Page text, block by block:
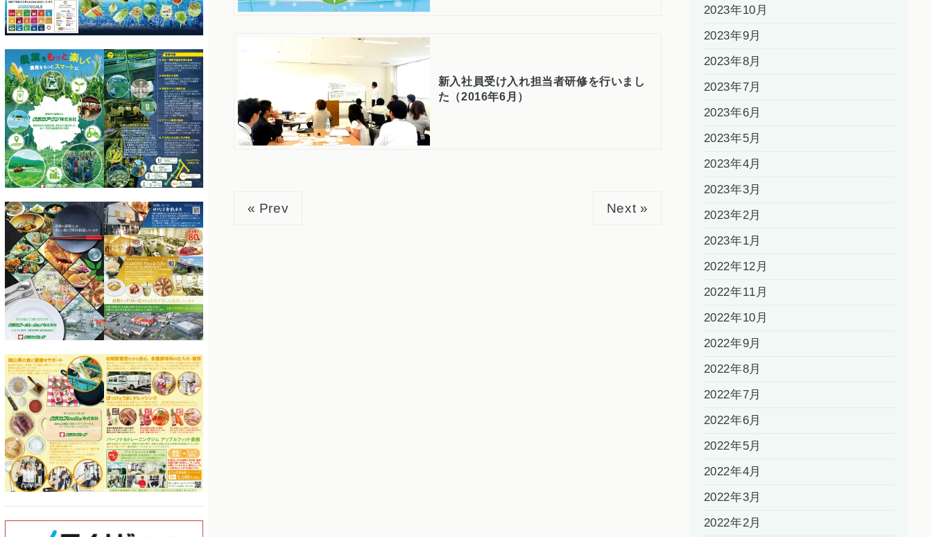
新入社員受け入れ担当者研修を行いまし
た（2016年6月）
« Prev Next »
2023年10月
2023年9月
2023年8月
2023年7月
2023年6月
2023年5月
2023年4月
2023年3月
2023年2月
2023年1月
2022年12月
2022年11月
2022年10月
2022年9月
2022年8月
2022年7月
2022年6月
2022年5月
2022年4月
2022年3月
2022年2月